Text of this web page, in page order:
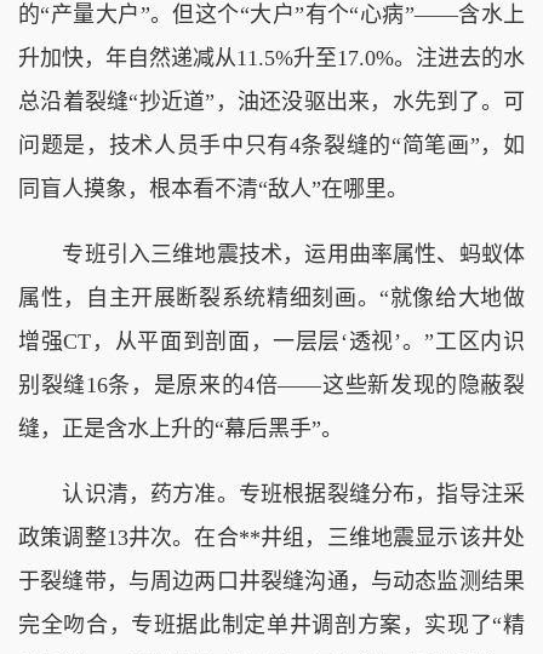
的“产量大户”。但这个“大户”有个“心病”——含水上
升加快，年自然递减从11.5%升至17.0%。注进去的水
总沿着裂缝“抄近道”，油还没驱出来，水先到了。可
问题是，技术人员手中只有4条裂缝的“简笔画”，如
同盲人摸象，根本看不清“敌人”在哪里。
专班引入三维地震技术，运用曲率属性、蚂蚁体
属性，自主开展断裂系统精细刻画。“就像给大地做
增强CT，从平面到剖面，一层层‘透视’。”工区内识
别裂缝16条，是原来的4倍——这些新发现的隐蔽裂
缝，正是含水上升的“幕后黑手”。
认识清，药方准。专班根据裂缝分布，指导注采
政策调整13井次。在合**井组，三维地震显示该井处
于裂缝带，与周边两口井裂缝沟通，与动态监测结果
完全吻合，专班据此制定单井调剖方案，实现了“精